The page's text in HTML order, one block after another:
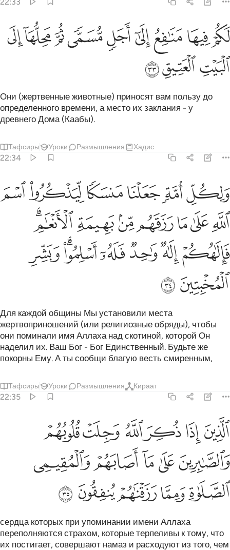
لكم فيها منافع الى اجل مسمى ثم محلها الى البيت العتيق ٣٣
لَكُمْ فِيهَا مَنَـٰفِعُ إِلَىٰٓ أَجَلٍۢ مُّسَمًّۭى ثُمَّ مَحِلُّهَآ إِلَى ٱلْبَيْتِ
ﱣﱤﱥﱦﱧﱨﱩﱪﱫ
ﱬﱭﱮ
Они (жертвенные животные) приносят вам пользу до
определенного времени, а место их заклания - у
древнего Дома (Каабы).
Тафсиры Уроки Размышления Хадис
22:34
ولكل امة جعلنا منسكا ليذكروا اسم الله على ما رزقهم من بهيمة
وَلِكُلِّ أُمَّةٍۢ جَعَلْنَا مَنسَكًۭا لِّيَذْكُرُوا۟ ٱسْمَ ٱللَّهِ عَلَىٰ
ﱯﱰﱱﱲﱳﱴ
ﱵﱶﱷﱸﱹﱺﱻﱼ
ﱽﱾﱿﲀﲁﲂﲃ
ﲄﲅ
Для каждой общины Мы установили места
жертвоприношений (или религиозные обряды), чтобы
они поминали имя Аллаха над скотиной, которой Он
наделил их. Ваш Бог - Бог Единственный. Будьте же
покорны Ему. А ты сообщи благую весть смиренным,
Тафсиры Уроки Размышления Кираат
22:35
الذين اذا ذكر الله وجلت قلوبهم والصابرين على ما اصابهم والمقيمي
ٱلَّذِينَ إِذَا ذُكِرَ ٱللَّهُ وَجِلَتْ قُلُوبُهُمْ وَٱلصَّـٰبِرِينَ عَلَىٰ مَآ أَصَابَهُمْ
ﲆﲇﲈﲉﲊﲋ
ﲌﲍﲎﲏﲐ
ﲑﲒﲓﲔ ﲕ
сердца которых при упоминании имени Аллаха
переполняются страхом, которые терпеливы к тому, что
их постигает, совершают намаз и расходуют из того, чем